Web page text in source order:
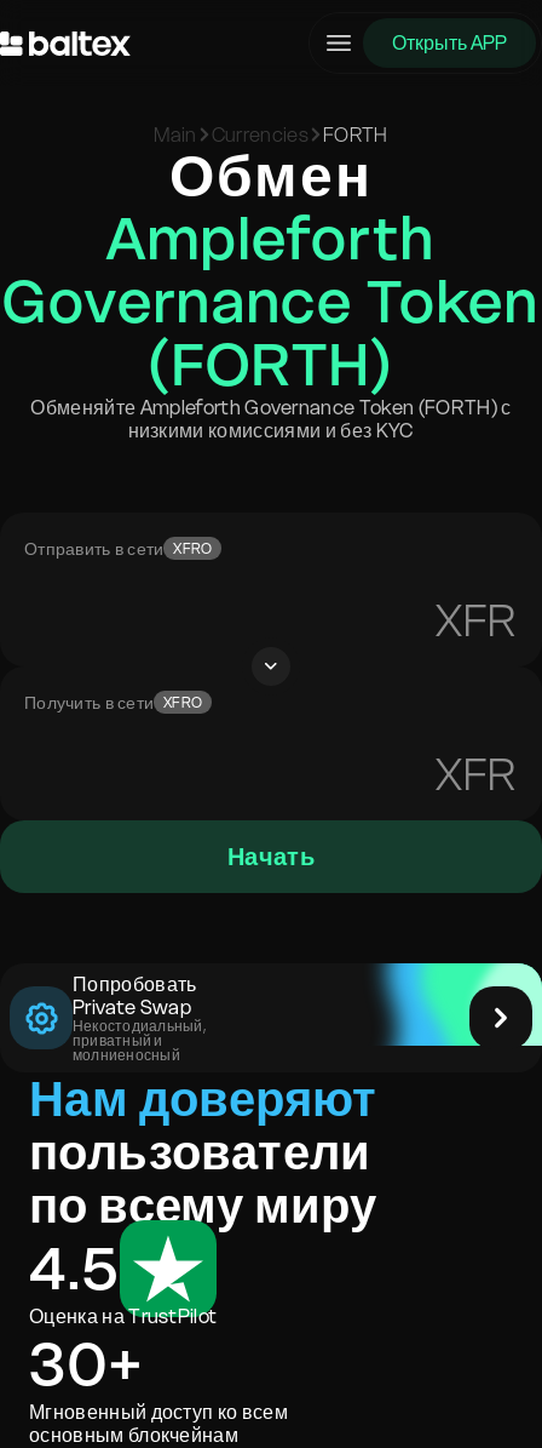
Открыть APP
Main Currencies FORTH
Обмен
Ampleforth
Governance Token
(FORTH)
Обменяйте Ampleforth Governance Token (FORTH) с
низкими комиссиями и без KYC
Отправить в сети XFRO
XFR
Получить в сети XFRO
XFR
Начать
Попробовать
Private Swap
Некостодиальный,
приватный и
молниеносный
Нам доверяют
пользователи
по всему миру
4.5
Оценка на TrustPilot
30+
Мгновенный доступ ко всем
основным блокчейнам